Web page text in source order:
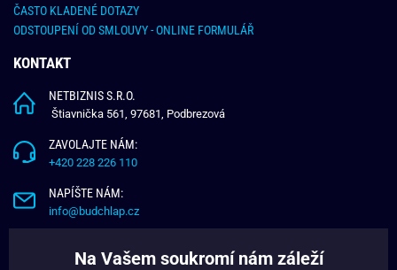
ČASTO KLADENÉ DOTAZY
ODSTOUPENÍ OD SMLOUVY - ONLINE FORMULÁŘ
KONTAKT
NETBIZNIS S.R.O.
Štiavnička 561, 97681, Podbrezová
ZAVOLAJTE NÁM:
+420 228 226 110
NAPÍŠTE NÁM:
info@budchlap.cz
Na Vašem soukromí nám záleží